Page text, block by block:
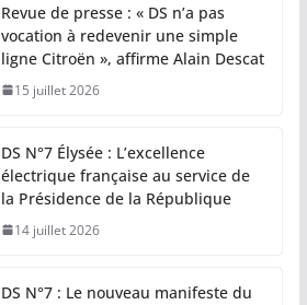
Revue de presse : « DS n’a pas
vocation à redevenir une simple
ligne Citroën », affirme Alain Descat
15 juillet 2026
DS N°7 Élysée : L’excellence
électrique française au service de
la Présidence de la République
14 juillet 2026
DS N°7 : Le nouveau manifeste du